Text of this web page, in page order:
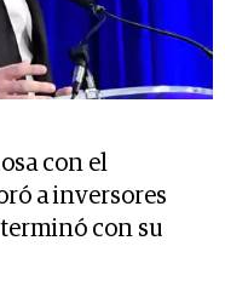
con el
a inversores
con su